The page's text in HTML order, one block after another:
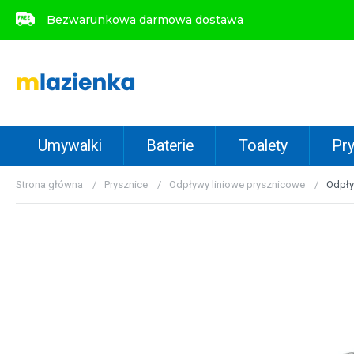
Bezwarunkowa darmowa dostawa
Umywalki Baterie Toalety
Strona główna Prysznice Odpływy liniowe prysznicowe